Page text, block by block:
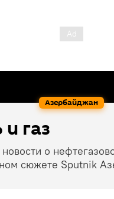
Азербайджан
газ
о
сюжете Sputnik